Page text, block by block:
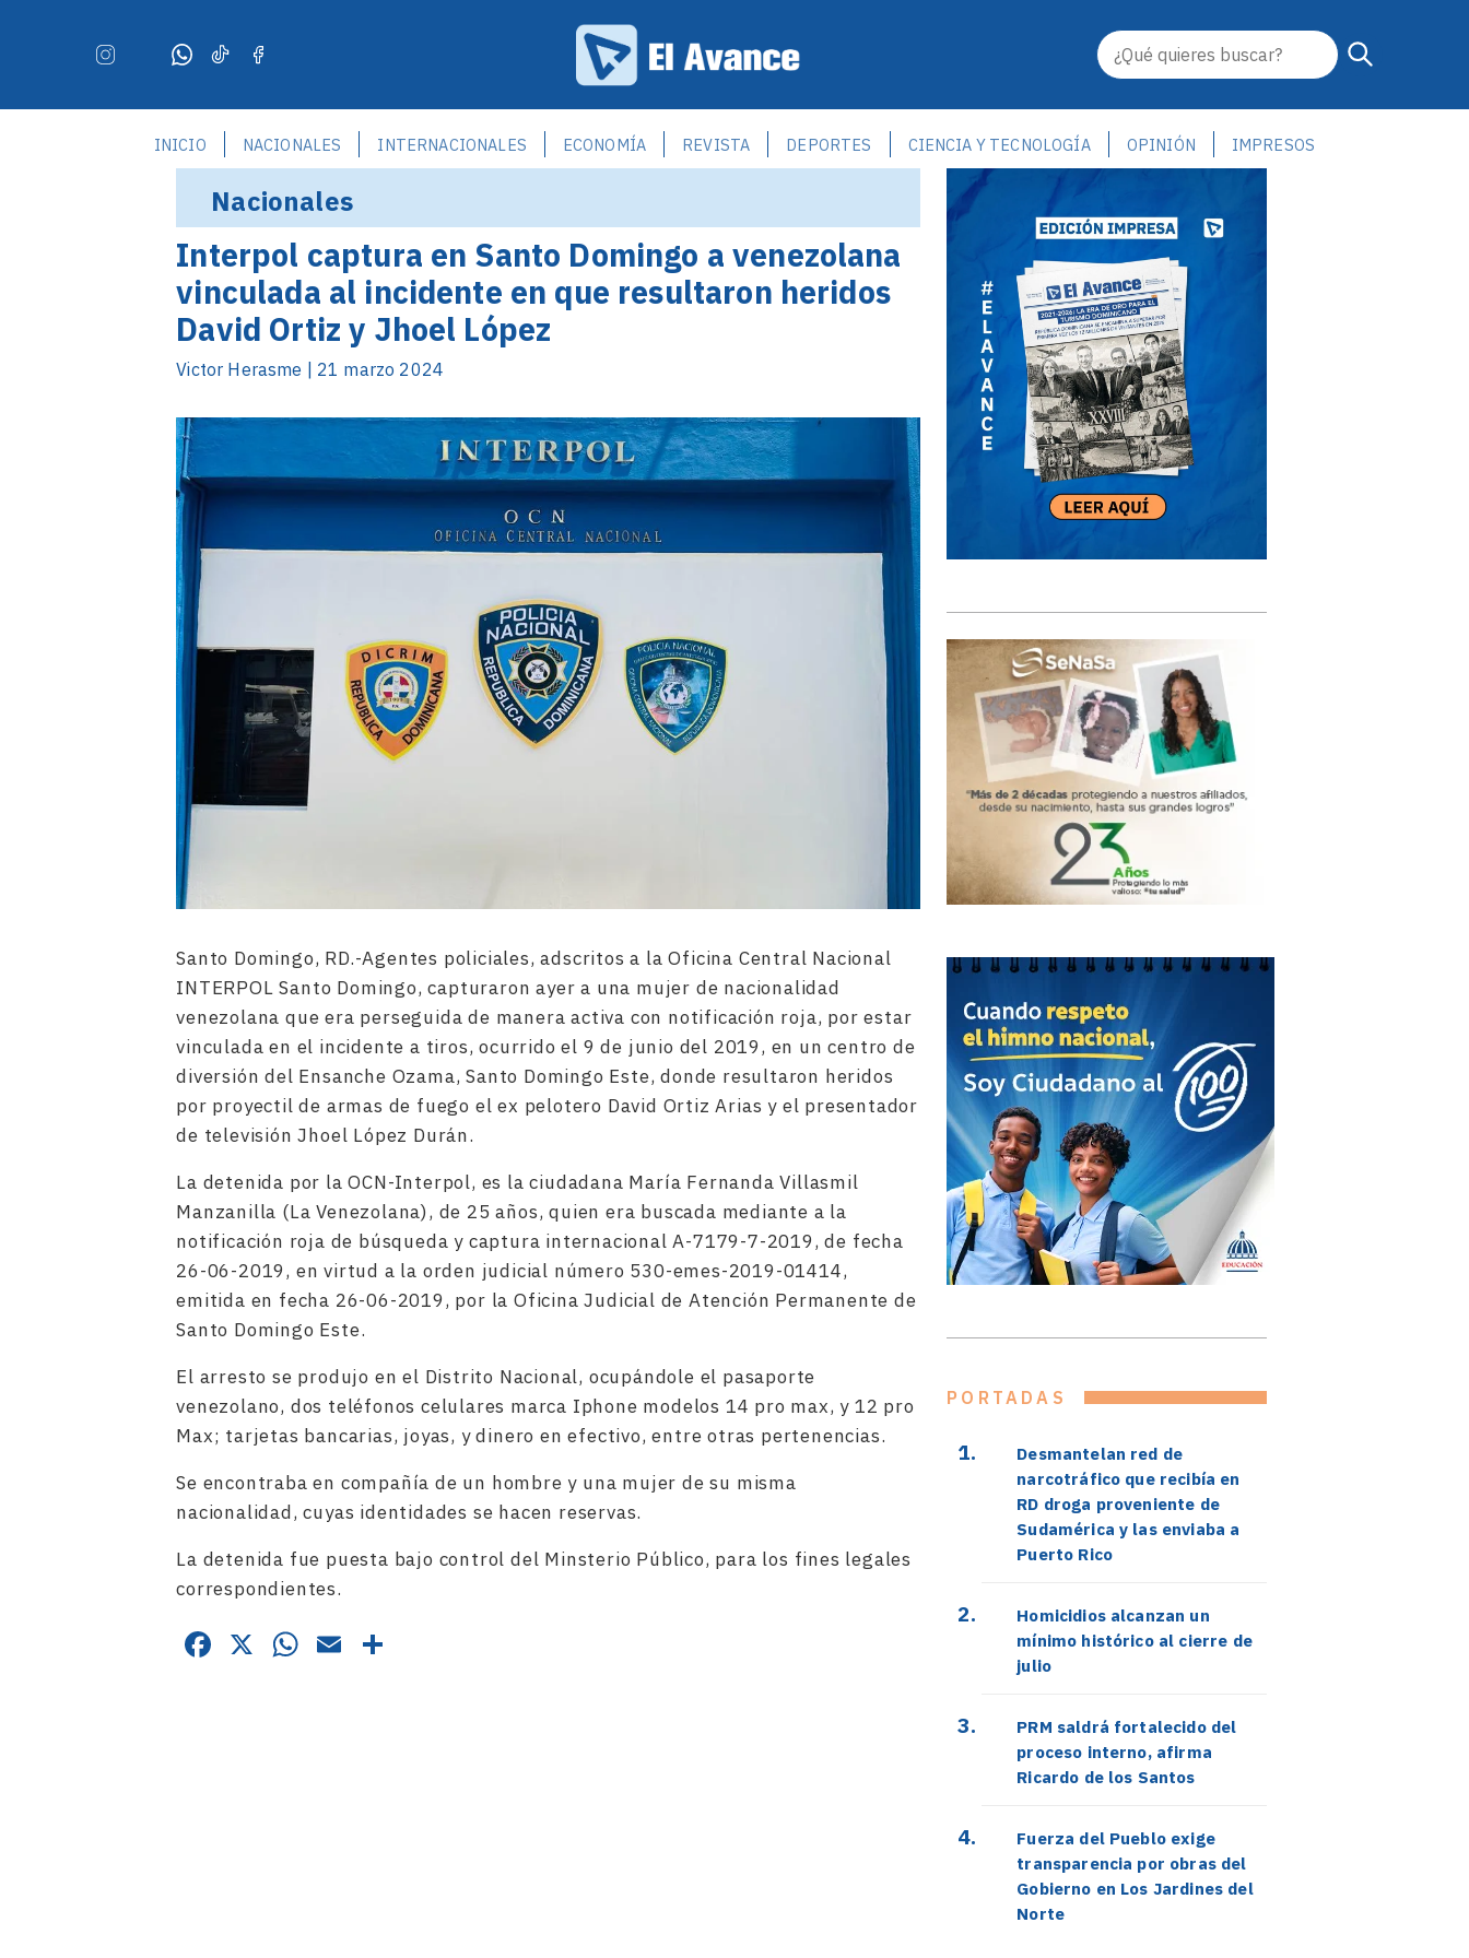
INICIO NACIONALES INTERNACIONALES ECONOMÍA REVISTA DEPORTES CIENCIA Y TECNOLOGÍA OPINIÓN IMPRESOS
Nacionales
Interpol captura en Santo Domingo a venezolana
vinculada al incidente en que resultaron heridos
David Ortiz y Jhoel López
Victor Herasme | 21 marzo 2024
Santo Domingo, RD.-Agentes policiales, adscritos a la Oficina Central Nacional
INTERPOL Santo Domingo, capturaron ayer a una mujer de nacionalidad
venezolana que era perseguida de manera activa con notificación roja, por estar
vinculada en el incidente a tiros, ocurrido el 9 de junio del 2019, en un centro de
diversión del Ensanche Ozama, Santo Domingo Este, donde resultaron heridos
por proyectil de armas de fuego el ex pelotero David Ortiz Arias y el presentador
de televisión Jhoel López Durán.
La detenida por la OCN-Interpol, es la ciudadana María Fernanda Villasmil
Manzanilla (La Venezolana), de 25 años, quien era buscada mediante a la
notificación roja de búsqueda y captura internacional A-7179-7-2019, de fecha
26-06-2019, en virtud a la orden judicial número 530-emes-2019-01414,
emitida en fecha 26-06-2019, por la Oficina Judicial de Atención Permanente de
Santo Domingo Este.
El arresto se produjo en el Distrito Nacional, ocupándole el pasaporte
venezolano, dos teléfonos celulares marca Iphone modelos 14 pro max, y 12 pro
Max; tarjetas bancarias, joyas, y dinero en efectivo, entre otras pertenencias.
Se encontraba en compañía de un hombre y una mujer de su misma
nacionalidad, cuyas identidades se hacen reservas.
La detenida fue puesta bajo control del Minsterio Público, para los fines legales
correspondientes.
Facebook
X WhatsApp
Email
PORTADAS
Desmantelan red de
narcotráfico que recibía en
RD droga proveniente de
Sudamérica y las enviaba a
Puerto Rico
Homicidios alcanzan un
mínimo histórico al cierre de
julio
PRM saldrá fortalecido del
proceso interno, afirma
Ricardo de los Santos
Fuerza del Pueblo exige
transparencia por obras del
Gobierno en Los Jardines del
Norte